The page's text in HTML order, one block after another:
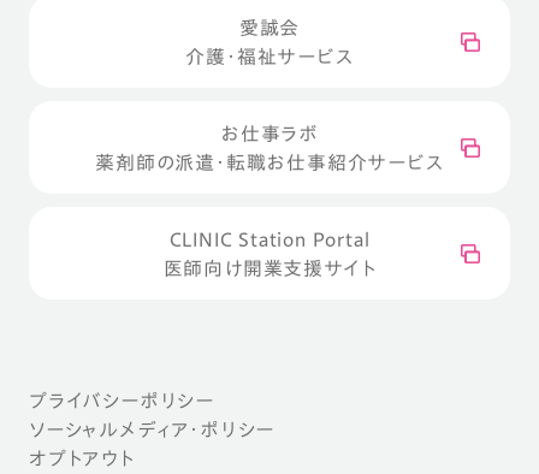
愛誠会
介護・福祉サービス
お仕事ラボ
薬剤師の派遣・転職お仕事紹介サービス
CLINIC Station Portal
医師向け開業支援サイト
プライバシーポリシー
ソーシャルメディア・ポリシー
オプトアウト